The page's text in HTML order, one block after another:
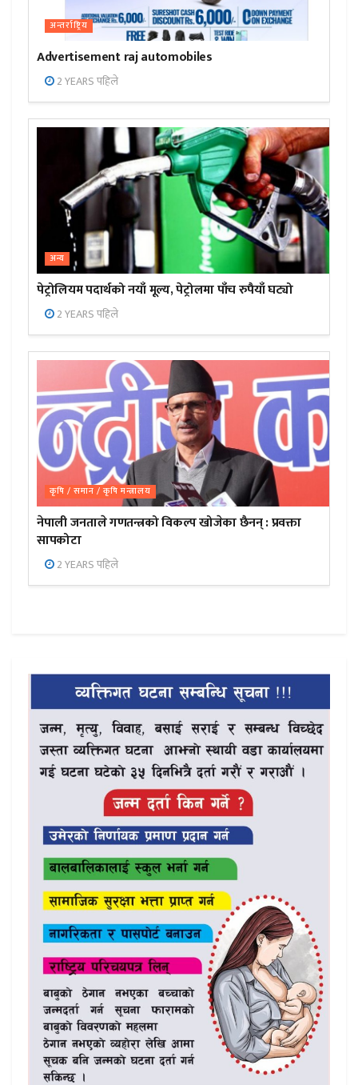
अन्तर्राष्ट्रिय
Advertisement raj automobiles
2 YEARS पहिले
अन्य
पेट्रोलियम पदार्थको नयाँ मूल्य, पेट्रोलमा पाँच रुपैयाँ घट्यो
2 YEARS पहिले
कृषि / समान / कृषि मन्त्रालय
नेपाली जनताले गणतन्त्रको विकल्प खोजेका छैनन् : प्रवक्ता
सापकोटा
2 YEARS पहिले